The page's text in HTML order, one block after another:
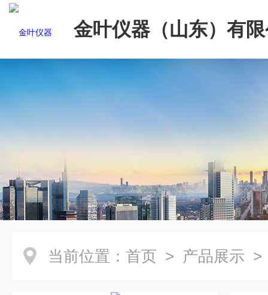
金叶仪器（山东）有
当前位置： 首页 > 产品展示